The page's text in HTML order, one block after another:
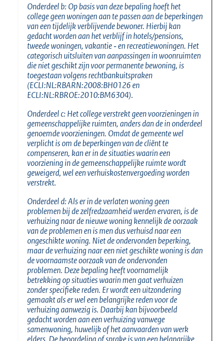
Onderdeel b: Op basis van deze bepaling hoeft het
college geen woningen aan te passen aan de beperkingen
van een tijdelijk verblijvende bewoner. Hierbij kan
gedacht worden aan het verblijf in hotels/pensions,
tweede woningen, vakantie‐en recreatiewoningen. Het
categorisch uitsluiten van aanpassingen in woonruimten
die niet geschikt zijn voor permanente bewoning, is
toegestaan volgens rechtbankuitspraken
(ECLI:NL:RBARN:2008:BH0126 en
ECLI:NL:RBROE:2010:BM6304).
Onderdeel c: Het college verstrekt geen voorzieningen in
gemeenschappelijke ruimten, anders dan de in onderdeel
genoemde voorzieningen. Omdat de gemeente wel
verplicht is om de beperkingen van decliënt te
compenseren, kan er in de situaties waarin een
voorziening in de gemeenschappelijke ruimte wordt
geweigerd, wel een verhuiskostenvergoeding worden
verstrekt.
Onderdeel d: Als er in de verlaten woning geen
problemen bij de zelfredzaamheid werden ervaren, is de
verhuizing naar de nieuwe woning kennelijk de oorzaak
van de problemen en is men dus verhuisd naar een
ongeschikte woning. Niet de ondervonden beperking,
maar de verhuizing naar een niet geschikte woning is dan
de voornaamste oorzaak van de ondervonden
problemen. Deze bepaling heeft voornamelijk
betrekking op situaties waarin men gaat verhuizen
zonder specifieke reden. Er wordt een uitzondering
gemaakt als er wel een belangrijke reden voor de
verhuizing aanwezig is. Daarbij kan bijvoorbeeld
gedacht worden aan een verhuizing vanwege
samenwoning, huwelijk of het aanvaarden van werk